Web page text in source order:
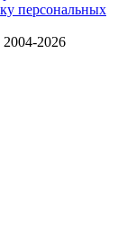
персональных
2026